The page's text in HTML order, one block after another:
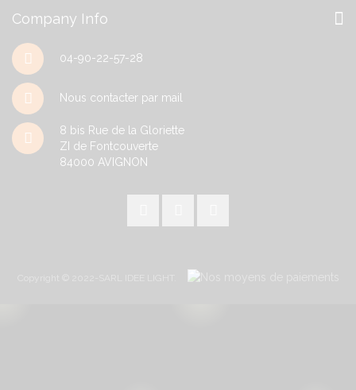
Company Info
04-90-22-57-28
Nous contacter par mail
8 bis Rue de la Gloriette
ZI de Fontcouverte
84000 AVIGNON